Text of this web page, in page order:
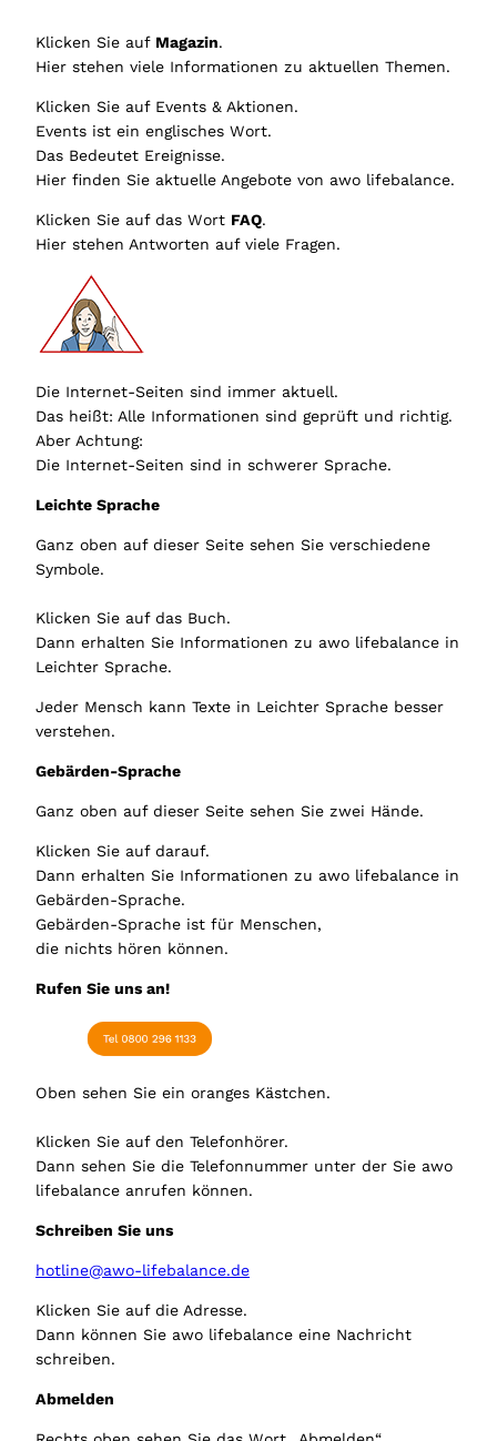
Klicken Sie auf Magazin.
Hier stehen viele Informationen zu aktuellen Themen.
Klicken Sie auf Events & Aktionen.
Events ist ein englisches Wort.
Das Bedeutet Ereignisse.
Hier finden Sie aktuelle Angebote von awo lifebalance.
Klicken Sie auf das Wort FAQ.
Hier stehen Antworten auf viele Fragen.
Die Internet-Seiten sind immer aktuell.
Das heißt: Alle Informationen sind geprüft und richtig.
Aber Achtung:
Die Internet-Seiten sind in schwerer Sprache.
Leichte Sprache
Ganz oben auf dieser Seite sehen Sie verschiedene
Symbole.
Klicken Sie auf das Buch.
Dann erhalten Sie Informationen zu awo lifebalance in
Leichter Sprache.
Jeder Mensch kann Texte in Leichter Sprache besser
verstehen.
Gebärden-Sprache
Ganz oben auf dieser Seite sehen Sie zwei Hände.
Klicken Sie auf darauf.
Dann erhalten Sie Informationen zu awo lifebalance in
Gebärden-Sprache.
Gebärden-Sprache ist für Menschen,
die nichts hören können.
Rufen Sie uns an!
Oben sehen Sie ein oranges Kästchen.
Klicken Sie auf den Telefonhörer.
Dann sehen Sie die Telefonnummer unter der Sie awo
lifebalance anrufen können.
Schreiben Sie uns
hotline@awo-lifebalance.de
Klicken Sie auf die Adresse.
Dann können Sie awo lifebalance eine Nachricht
schreiben.
Abmelden